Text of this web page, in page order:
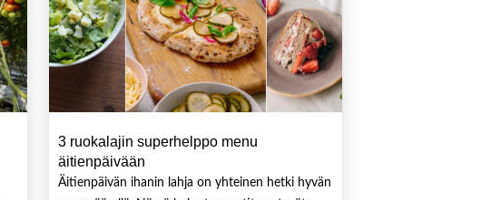
3 ruokalajin superhelppo menu
äitienpäivään
Äitienpäivän ihanin lahja on yhteinen hetki hyvän